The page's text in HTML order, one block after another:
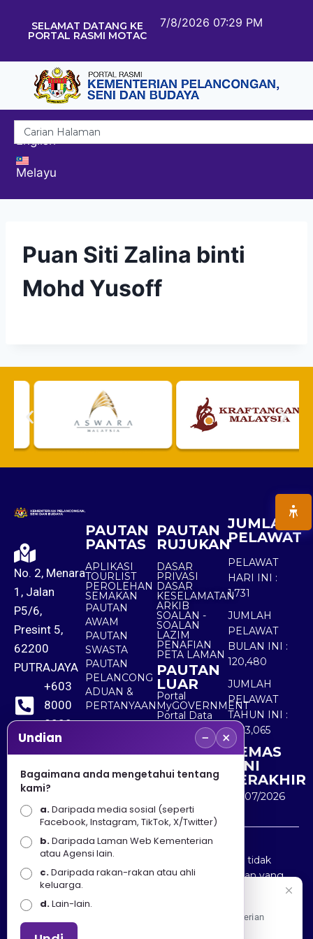
SELAMAT DATANG KE
PORTAL RASMI MOTAC
7/8/2026 07:29 PM
English
Melayu
Puan Siti Zalina binti
Mohd Yusoff
No. 2, Menara
1, Jalan
P5/6,
Presint 5,
62200
PUTRAJAYA
+603
8000
8000
+603
8891
7100
PAUTAN
PANTAS
APLIKASI
TOURLIST
PEROLEHAN
SEMAKAN
PAUTAN
AWAM
PAUTAN
SWASTA
PAUTAN
PELANCONG
ADUAN &
PERTANYAAN
PAUTAN
RUJUKAN
DASAR
PRIVASI
DASAR
KESELAMATAN
ARKIB
SOALAN -
SOALAN
LAZIM
PENAFIAN
PETA LAMAN
PAUTAN
LUAR
Portal
MyGOVERNMENT
Portal Data
Terbuka
Sektor Awam
JUMLAH
PELAWAT
PELAWAT
HARI INI :
1,731
JUMLAH
PELAWAT
BULAN INI :
120,480
JUMLAH
PELAWAT
TAHUN INI :
5,523,065
KEMAS
KINI
TERAKHIR
30/07/2026
Penafian : Kerajaan Malaysia dan Kementerian
Pelancongan Seni dan Budaya (MOTAC) adalah tidak
bertanggungjawab atas kehilangan atau kerugian yang
disebabkan oleh penggunaan mana-mana maklumat
yang diperolehi dari portal ini.
Undian − ×
Bagaimana anda mengetahui tentang
kami?
a.Daripada media sosial (seperti
Facebook, Instagram, TikTok, X/Twitter)
b.Daripada Laman Web Kementerian
atau Agensi lain.
c.Daripada rakan-rakan atau ahli
keluarga.
d.Lain-lain.
Apa Khabar! Selamat datang ke Portal Rasmi Kementerian
Pelancongan, Seni dan Budaya